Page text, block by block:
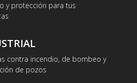
y protección para tus
contra incendio, de bombeo y
de pozos